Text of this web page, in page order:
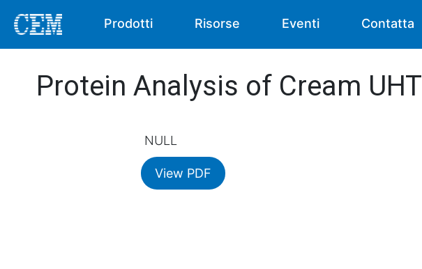
Prodotti Risorse Eventi Contatta
Protein Analysis of Cream UHT
NULL
View PDF